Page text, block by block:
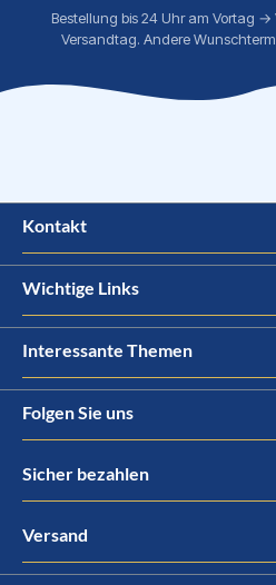
Bestellung bis 24 Uhr am Vortag
Versandtag. Andere
Kontakt
Wichtige Links
Interessante Themen
Folgen Sie uns
Sicher bezahlen
Versand